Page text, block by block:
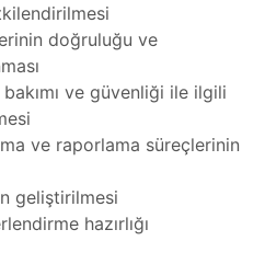
doğruluğu ve
ve güvenliği ile ilgili
ve raporlama süreçlerinin
geliştirilmesi
hazırlığı